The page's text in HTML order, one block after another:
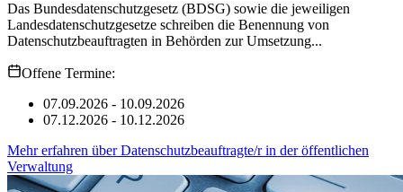
Das Bundesdatenschutzgesetz (BDSG) sowie die jeweiligen
Landesdatenschutzgesetze schreiben die Benennung von
Datenschutzbeauftragten in Behörden zur Umsetzung...
Offene Termine:
07.09.2026 - 10.09.2026
07.12.2026 - 10.12.2026
Mehr erfahren überDatenschutzbeauftragte/r in der öffentlichen
Verwaltung